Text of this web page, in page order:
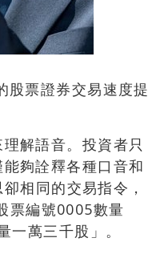
票證券交易速度提
解語音。投資者只
夠詮釋各種口音和
相同的交易指令，
票編號0005數量
萬三千股」。